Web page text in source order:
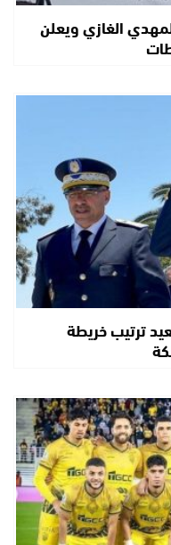
الغازي ويعلن
ترتيب خريطة